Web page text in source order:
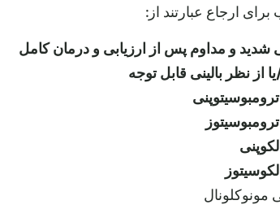
ارجاع عبارتند از:
شدید و مداوم پس از ارزیابی و درمان کامل
از نظر بالینی قابل توجه
ترومبوسیتوپنی
ترومبوسیتوز
لکوپنی
لکوسیتوز
مونوکلونال